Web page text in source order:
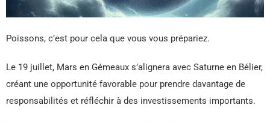
Poissons, c’est pour cela que vous vous prépariez.
Le 19 juillet, Mars en Gémeaux s’alignera avec Saturne en Bélier,
créant une opportunité favorable pour prendre davantage de
responsabilités et réfléchir à des investissements importants.